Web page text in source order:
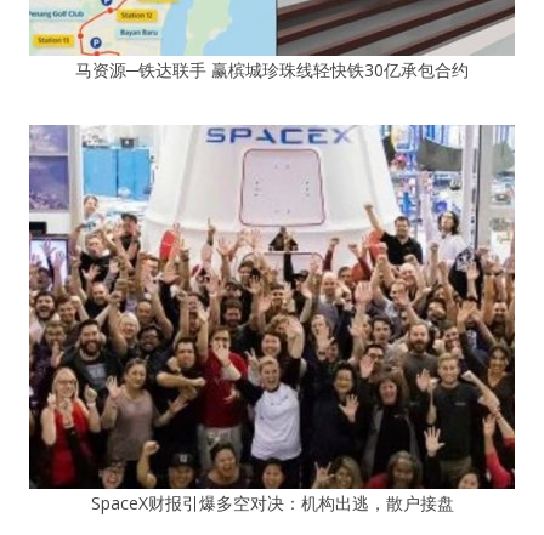
马资源─铁达联手 赢槟城珍珠线轻快铁30亿承包合约
SpaceX财报引爆多空对决：机构出逃，散户接盘